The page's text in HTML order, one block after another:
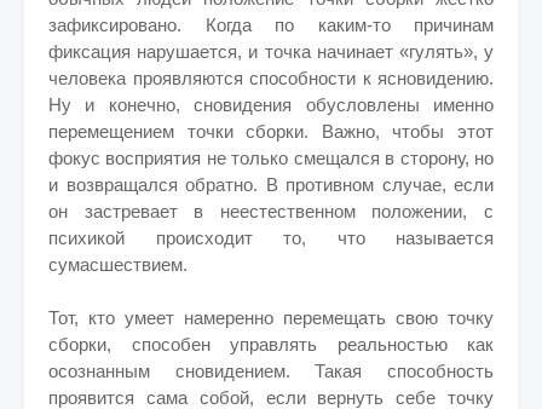
зафиксировано. Когда по каким-то причинам
фиксация нарушается, и точка начинает «гулять», у
человека проявляются способности к ясновидению.
Ну и конечно, сновидения обусловлены именно
перемещением точки сборки. Важно, чтобы этот
фокус восприятия не только смещался в сторону, но
и возвращался обратно. В противном случае, если
он застревает в неестественном положении, с
психикой происходит то, что называется
сумасшествием.
Тот, кто умеет намеренно перемещать свою точку
сборки, способен управлять реальностью как
осознанным сновидением. Такая способность
проявится сама собой, если вернуть себе точку